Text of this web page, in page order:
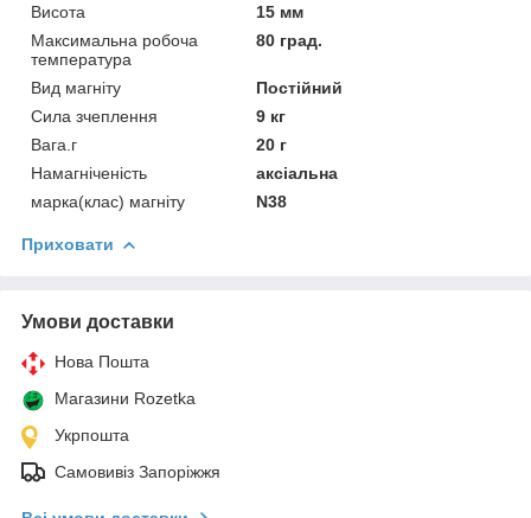
Висота
15 мм
Максимальна робоча
температура
80 град.
Вид магніту
Постійний
Сила зчеплення
9 кг
Вага.г
20 г
Намагніченість
аксіальна
марка(клас) магніту
N38
Приховати
Умови доставки
Нова Пошта
Магазини Rozetka
Укрпошта
Самовивіз Запоріжжя